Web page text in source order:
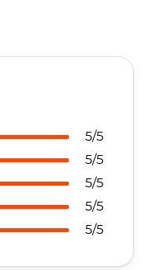
5/5
5/5
5/5
5/5
5/5